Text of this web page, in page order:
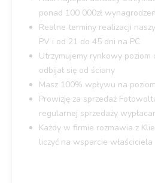
ponad 100 000zł
Realne terminy realizacji
PV i od 21 do 45 dni na PC
Utrzymujemy rynkowy poziom
odbijał się od ściany
Masz 100% wpływu na
Prowizję za sprzedaż
regularnej sprzedaży
Każdy w firmie rozmawia z
liczyć na wsparcie właściciela